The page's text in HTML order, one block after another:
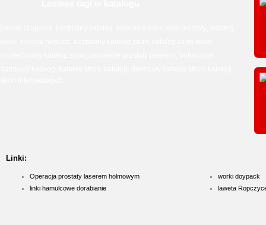
Linki:
Operacja prostaty laserem holmowym
linki hamulcowe dorabianie
worki doypack
laweta